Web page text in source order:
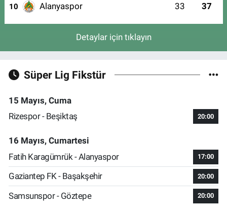
10 Alanyaspor 33 37
Detaylar için tıklayın
Süper Lig Fikstür
15 Mayıs, Cuma
Rizespor - Beşiktaş
20:00
16 Mayıs, Cumartesi
Fatih Karagümrük - Alanyaspor
17:00
Gaziantep FK - Başakşehir 20:00
Samsunspor - Göztepe 20:00